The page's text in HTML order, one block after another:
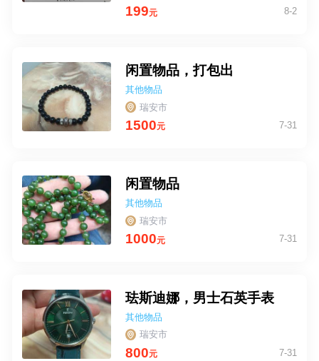
199元 8-2
闲置物品，打包出
其他物品
瑞安市
1500元 7-31
闲置物品
其他物品
瑞安市
1000元 7-31
珐斯迪娜，男士石英手表
其他物品
瑞安市
800元 7-31